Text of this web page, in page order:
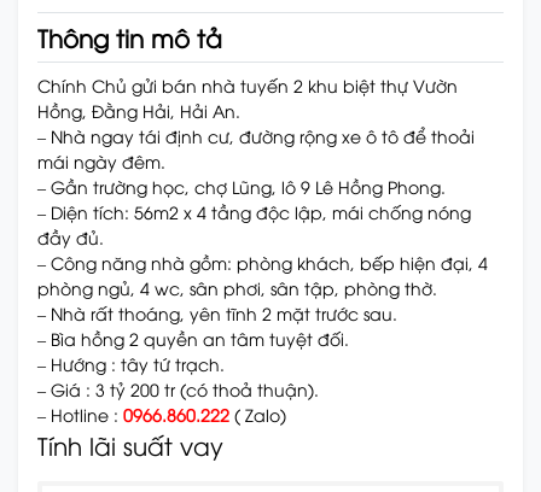
Thông tin mô tả
Chính Chủ gửi bán nhà tuyến 2 khu biệt thự Vườn
Hồng, Đằng Hải, Hải An.
– Nhà ngay tái định cư, đường rộng xe ô tô để thoải
mái ngày đêm.
– Gần trường học, chợ Lũng, lô 9 Lê Hồng Phong.
– Diện tích: 56m2 x 4 tầng độc lập, mái chống nóng
đầy đủ.
– Công năng nhà gồm: phòng khách, bếp hiện đại, 4
phòng ngủ, 4 wc, sân phơi, sân tập, phòng thờ.
– Nhà rất thoáng, yên tĩnh 2 mặt trước sau.
– Bìa hồng 2 quyền an tâm tuyệt đối.
– Hướng : tây tứ trạch.
– Giá : 3 tỷ 200 tr (có thoả thuận).
– Hotline : 0966.860.222 ( Zalo)
Tính lãi suất vay